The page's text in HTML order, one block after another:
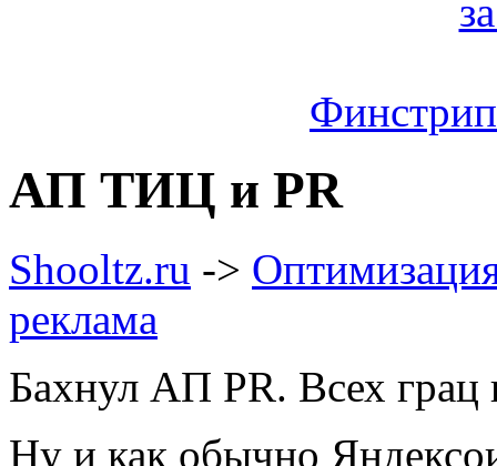
АП ТИЦ и PR
Shooltz.ru ->
реклама
Бахнул АП PR. Всех грац
Ну и как обычно